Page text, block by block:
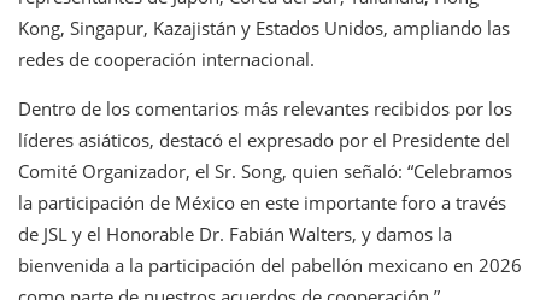
Kong, Singapur, Kazajistán y Estados Unidos, ampliando las
redes de cooperación internacional.
Dentro de los comentarios más relevantes recibidos por los
líderes asiáticos, destacó el expresado por el Presidente del
Comité Organizador, el Sr. Song, quien señaló: “Celebramos
la participación de México en este importante foro a través
de JSL y el Honorable Dr. Fabián Walters, y damos la
bienvenida a la participación del pabellón mexicano en 2026